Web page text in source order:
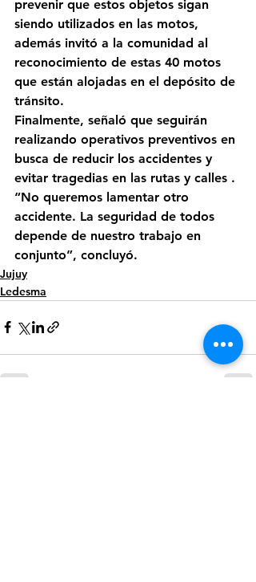
prevenir que estos objetos sigan
siendo utilizados en las motos,
además invitó a la comunidad al
reconocimiento de estas 40 motos
que están alojadas en el depósito de
tránsito.
Finalmente, señaló que seguirán
realizando operativos preventivos en
busca de reducir los accidentes y
evitar tragedias en las rutas y calles .
“No queremos lamentar otro
accidente. La seguridad de todos
depende de nuestro trabajo en
conjunto”, concluyó.
Jujuy
Ledesma